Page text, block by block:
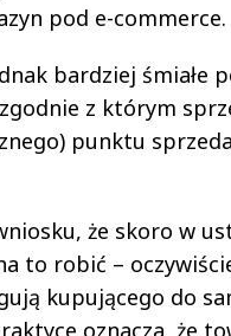
pod e-commerce.
bardziej śmiałe
z którym
punktu
że skoro w
to robić –
kupującego do
oznacza, że